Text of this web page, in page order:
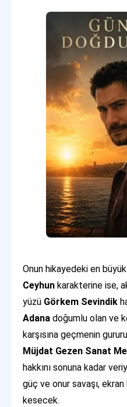
Onun hikayedeki en
Ceyhun karakterine ise,
yüzü Görkem Sevindik
Adana doğumlu olan ve
karşısına geçmenin
Müjdat Gezen Sanat
hakkını sonuna kadar
güç ve onur savaşı,
kesecek.